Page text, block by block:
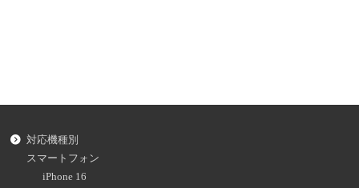
対応機種別
スマートフォン
iPhone 16